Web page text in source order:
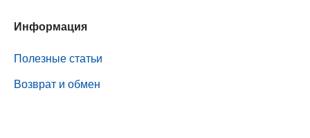
Информация
Полезные статьи
Возврат и обмен